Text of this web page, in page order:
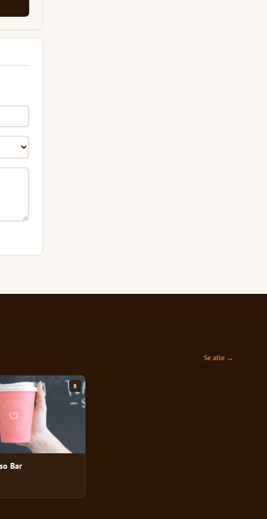
Se alle →
8
Bar